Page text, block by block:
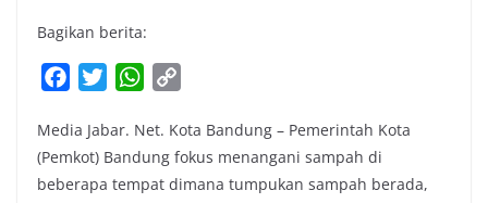
Bagikan berita:
c
e
b
i
t
t
W
a
t
s
p
y
L
Media Jabar. Net. Kota Bandung – Pemerintah Kota
(Pemkot) Bandung fokus menangani sampah di
beberapa tempat dimana tumpukan sampah berada,